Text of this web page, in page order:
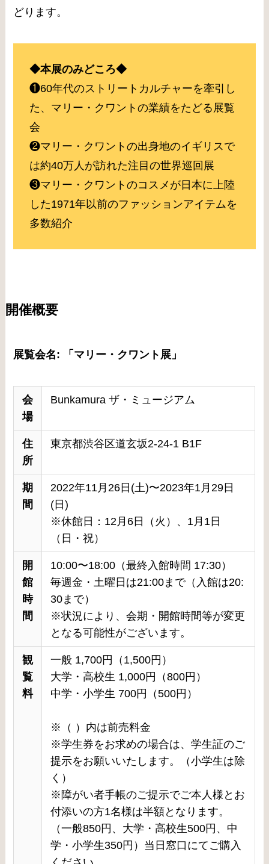
どります。
◆本展のみどころ◆
❶60年代のストリートカルチャーを牽引し
た、マリー・クワントの業績をたどる展覧
会
❷マリー・クワントの出身地のイギリスで
は約40万人が訪れた注目の世界巡回展
❸マリー・クワントのコスメが日本に上陸
した1971年以前のファッションアイテムを
多数紹介
開催概要
展覧会名: 「マリー・クワント展」
会
場
Bunkamura ザ・ミュージアム
住
所
東京都渋谷区道玄坂2-24-1 B1F
期
間
2022年11月26日(土)〜2023年1月29日
(日)
※休館日：12月6日（火）、1月1日
（日・祝）
開
館
時
間
10:00〜18:00（最終入館時間 17:30）
毎週金・土曜日は21:00まで（入館は20:
30まで）
※状況により、会期・開館時間等が変更
となる可能性がございます。
観
覧
料
一般 1,700円（1,500円）
大学・高校生 1,000円（800円）
中学・小学生 700円（500円）
※（ ）内は前売料金
※学生券をお求めの場合は、学生証のご
提示をお願いいたします。（小学生は除
く）
※障がい者手帳のご提示でご本人様とお
付添いの方1名様は半額となります。
（一般850円、大学・高校生500円、中
学・小学生350円）当日窓口にてご購入